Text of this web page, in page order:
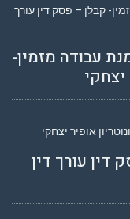
עבודה מזמין-
דין עורך דין